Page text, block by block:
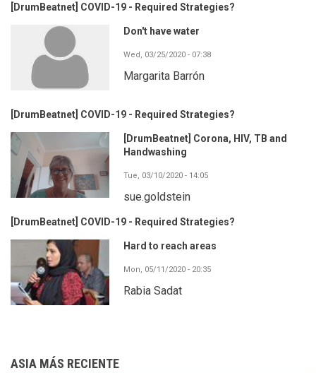
[DrumBeatnet] COVID-19 - Required Strategies?
Don't have water
Wed, 03/25/2020 - 07:38
Margarita Barrón
[DrumBeatnet] COVID-19 - Required Strategies?
[DrumBeatnet] Corona, HIV, TB and
Handwashing
Tue, 03/10/2020 - 14:05
sue.goldstein
[DrumBeatnet] COVID-19 - Required Strategies?
Hard to reach areas
Mon, 05/11/2020 - 20:35
Rabia Sadat
ASIA MÁS RECIENTE